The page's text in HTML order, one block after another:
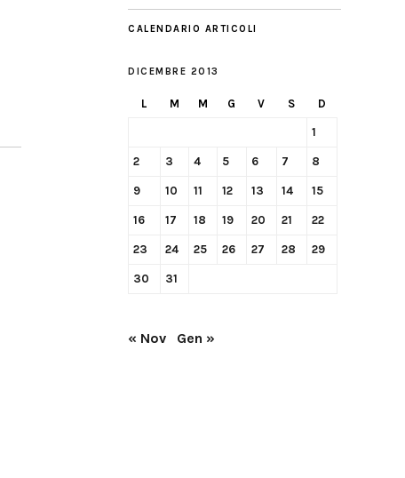
CALENDARIO ARTICOLI
DICEMBRE 2013
L M M G V S D
1
2 3 4 5 6 7 8
9 10 11 12 13 14 15
16 17 18 19 20 21 22
23 24 25 26 27 28 29
30 31
« Nov Gen »